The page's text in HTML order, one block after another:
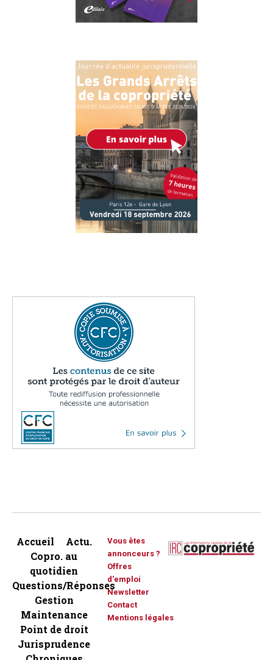
Accueil
Actu.
Copro. au
quotidien
Questions/Réponses
Gestion
Maintenance
Point de droit
Jurisprudence
Vous êtes
annonceurs ?
Offres
d'emploi
Newsletter
Contact
Mentions légales